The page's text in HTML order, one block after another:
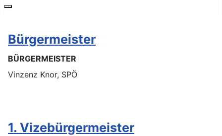
Bürgermeister
BÜRGERMEISTER
Vinzenz Knor, SPÖ
1. Vizebürgermeister